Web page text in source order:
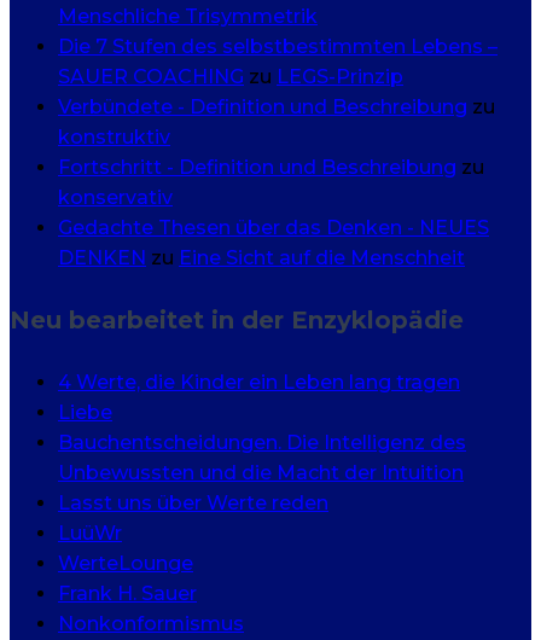
Menschliche Trisymmetrik
Die 7 Stufen des selbstbestimmten Lebens –
SAUER COACHING zu LEGS-Prinzip
Verbündete - Definition und Beschreibung zu
konstruktiv
Fortschritt - Definition und Beschreibung zu
konservativ
Gedachte Thesen über das Denken - NEUES
DENKEN zu Eine Sicht auf die Menschheit
Neu bearbeitet in der Enzyklopädie
4 Werte, die Kinder ein Leben lang tragen
Liebe
Bauchentscheidungen. Die Intelligenz des
Unbewussten und die Macht der Intuition
Lasst uns über Werte reden
LuüWr
WerteLounge
Frank H. Sauer
Nonkonformismus